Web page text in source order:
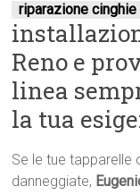
riparazione cinghie
Reno e
linea
la tua
Se le tue
danneggiate,